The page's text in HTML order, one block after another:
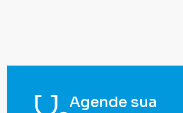
Agende sua